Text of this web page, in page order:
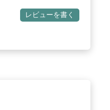
レビューを書く